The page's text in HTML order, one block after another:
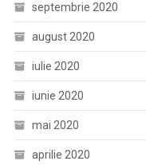
septembrie 2020
august 2020
iulie 2020
iunie 2020
mai 2020
aprilie 2020